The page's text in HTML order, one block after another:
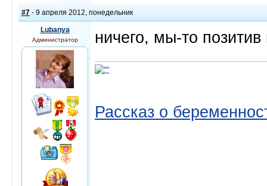
#7 - 9 апреля 2012, понедельник
Lubanya
Администратор ничего, мы-то
Рассказ о